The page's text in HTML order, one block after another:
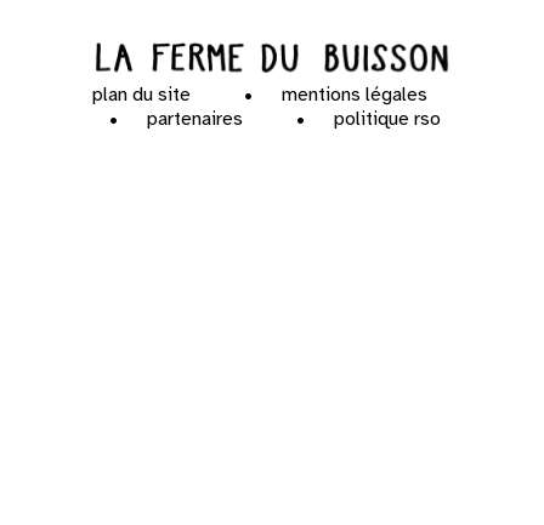
plan du site
mentions légales
partenaires
politique rso